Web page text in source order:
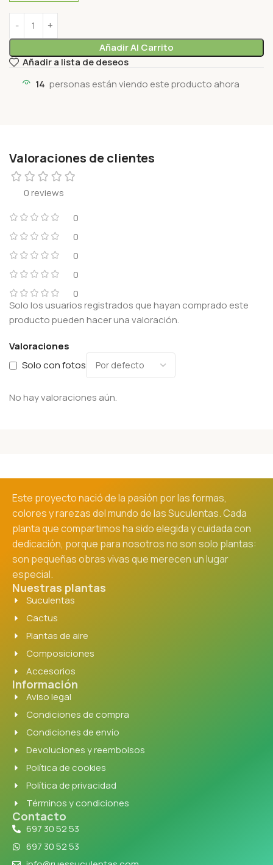
Añadir Al Carrito
Añadir a lista de deseos
14 personas están viendo este producto ahora
Valoraciones de clientes
0 reviews
0
0
0
0
0
Valoraciones
Solo con fotos
No hay valoraciones aún.
Solo los usuarios registrados que hayan comprado este
producto pueden hacer una valoración.
Este proyecto nació de la pasión por las formas,
colores y rarezas del mundo de las Suculentas. Cada
planta que compartimos ha sido elegida y cuidada con
dedicación, porque para nosotros no son solo plantas:
son pequeñas obras vivas que merecen un lugar
especial.
Nuestras plantas
Suculentas
Cactus
Plantas de aire
Composiciones
Accesorios
Información
Aviso legal
Condiciones de compra
Condiciones de envío
Devoluciones y reembolsos
Política de cookies
Política de privacidad
Términos y condiciones
Contacto
697 30 52 53
697 30 52 53